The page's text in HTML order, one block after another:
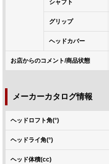
シャフト
グリップ
ヘッドカバー
お店からのコメント/商品状態
メーカーカタログ情報
ヘッドロフト角(°)
ヘッドライ角(°)
ヘッド体積(cc)